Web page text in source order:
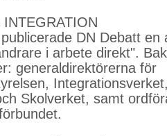
DN Debatt en
i arbete direkt".
generaldirektörerna för
Skolverket, samt